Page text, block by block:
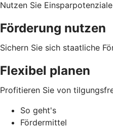
Nutzen Sie
Förderung nutzen
Sichern Sie sich staatliche
Flexibel planen
Profitieren Sie von
So geht's
Fördermittel